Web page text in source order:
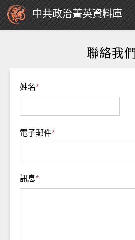
中共政治菁英資料庫
聯絡我們
姓名*
電子郵件*
訊息*